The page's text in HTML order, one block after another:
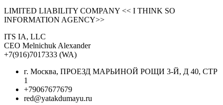
LIMITED LIABILITY COMPANY << I THINK SO
INFORMATION AGENCY>>
ITS IA, LLC
CEO Melnichuk Alexander
+7(916)7017333 (WA)
г. Москва, ПРОЕЗД МАРЬИНОЙ РОЩИ 3-Й, Д 40, СТР
1
+79067677679
red@yatakdumayu.ru